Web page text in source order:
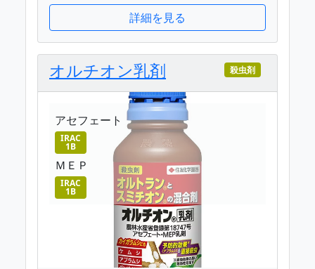
詳細を見る
オルチオン乳剤 殺虫剤
アセフェート
IRAC
1B
ＭＥＰ
IRAC
1B